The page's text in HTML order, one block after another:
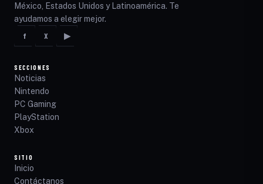
México, Estados Unidos y Latinoamérica. Te
ayudamos a elegir mejor.
f X ▶
SECCIONES
Noticias
Nintendo
PC Gaming
PlayStation
Xbox
SITIO
Inicio
Contáctanos